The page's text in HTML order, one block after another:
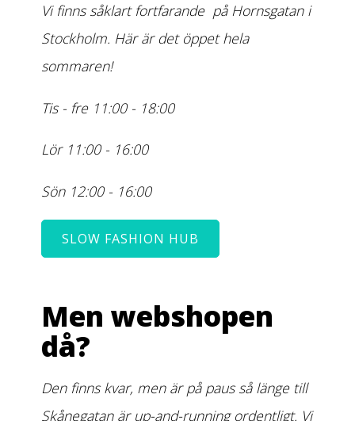
Vi finns såklart fortfarande på Hornsgatan i
Stockholm. Här är det öppet hela
sommaren!
Tis - fre 11:00 - 18:00
Lör 11:00 - 16:00
Sön 12:00 - 16:00
SLOW FASHION HUB
Men webshopen
då?
Den finns kvar, men är på paus så länge till
Skånegatan är up-and-running ordentligt. Vi